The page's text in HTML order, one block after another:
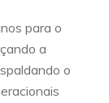
para o
a
o